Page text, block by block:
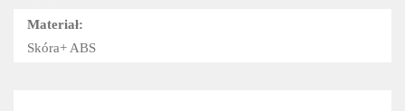
Materiał:
Skóra+ ABS